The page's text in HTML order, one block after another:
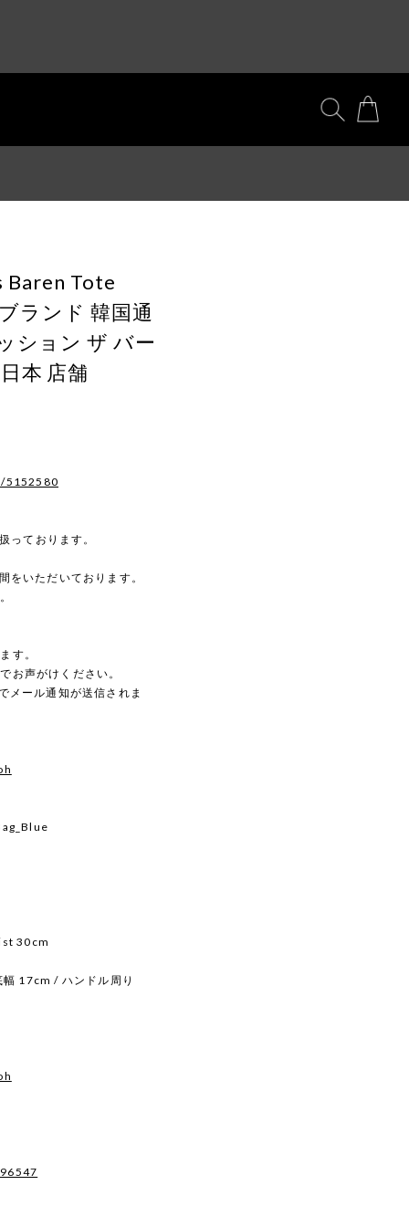
Baren Tote
ランド 韓国通
ション ザ バー
本 店舗
5152580
っております。
をいただいております。
す。
お声がけください。
メール通知が送信されま
30cm
17cm / ハンドル周り